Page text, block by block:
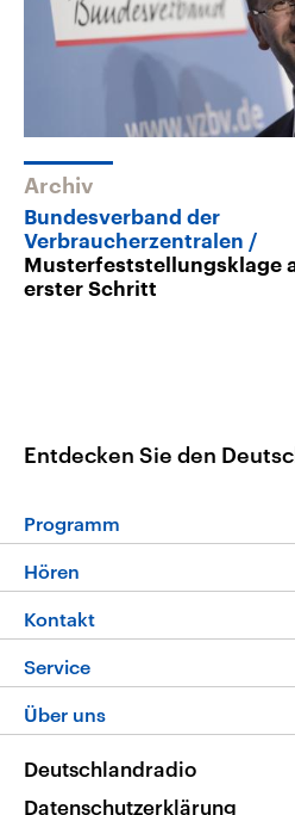
Archiv
Bundesverband der
Verbraucherzentralen
Musterfeststellungsklage
erster Schritt
Entdecken Sie den
Programm
Programm
Die Nachrichten
Nachrichtenleicht
Neue Beiträge auf dlf.de
Hören
Livestream
Podcasts
Deutschlandfunk App
Nachrichten App
Frequenzen
Kontakt
Hörerservice
Service
FAQ
Veranstaltungen
Über uns
Deutschlandradio
Datenschutzerklärung